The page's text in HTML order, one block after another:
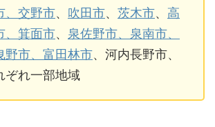
、交野市、 吹田市、 茨木市、 高
、箕面市、 泉佐野市、泉南市、
野市、富田林市、河内長野市、
ぞれ一部地域